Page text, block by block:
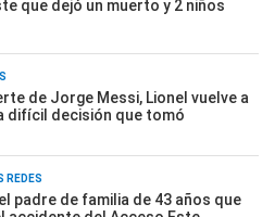
que dejó un muerto y 2 niños
de Jorge Messi, Lionel vuelve a
difícil decisión que tomó
REDES
padre de familia de 43 años que